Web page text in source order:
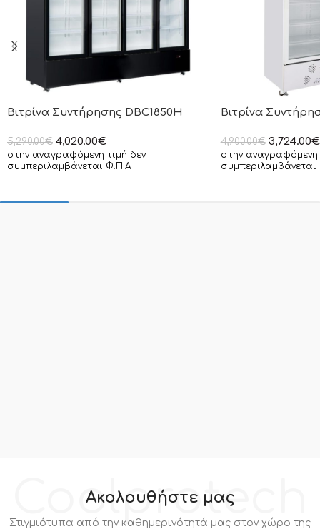
Βιτρίνα Συντήρησης DBC1850H
5,290.00€ 4,020.00€
στην αναγραφόμενη τιμή δεν
συμπεριλαμβάνεται Φ.Π.Α
Βιτρίνα
4,900.00€ 3,724.00€
στην αναγραφόμενη
Coolprotech
Ακολουθήστε μας
Στιγμιότυπα από την καθημερινότητά μας στον χώρο της